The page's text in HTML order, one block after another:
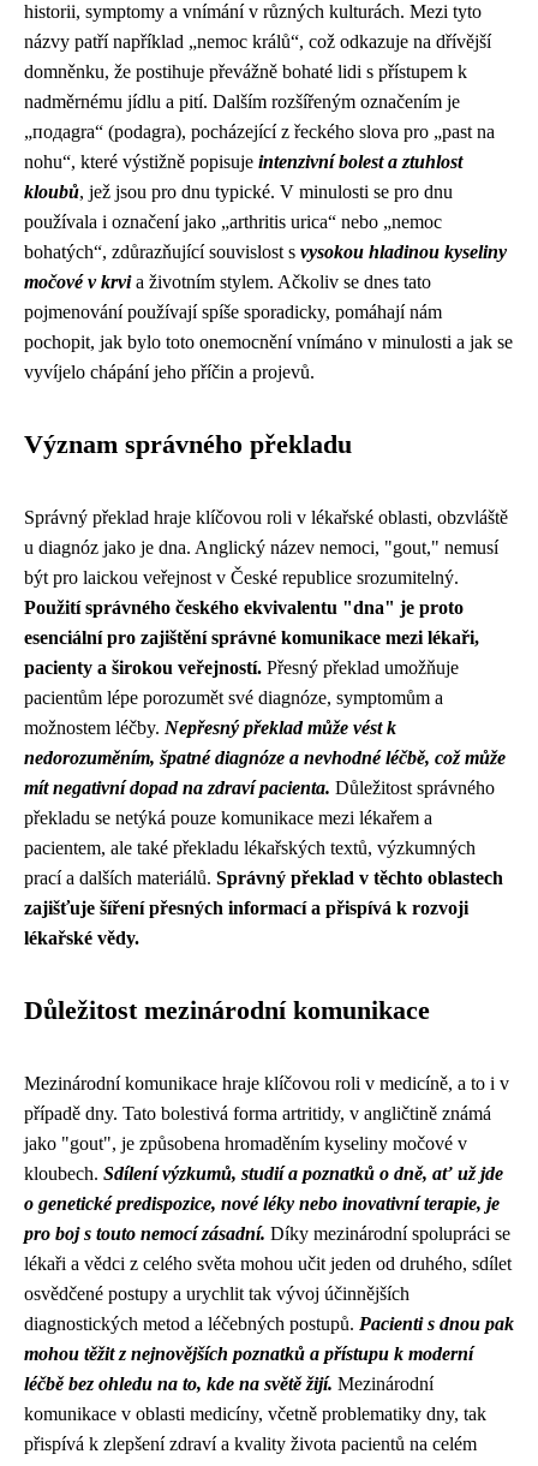
historii, symptomy a vnímání v různých kulturách. Mezi tyto
názvy patří například „nemoc králů“, což odkazuje na dřívější
domněnku, že postihuje převážně bohaté lidi s přístupem k
nadměrnému jídlu a pití. Dalším rozšířeným označením je
„подаgra“ (podagra), pocházející z řeckého slova pro „past na
nohu“, které výstižně popisuje intenzivní bolest a ztuhlost
kloubů, jež jsou pro dnu typické. V minulosti se pro dnu
používala i označení jako „arthritis urica“ nebo „nemoc
bohatých“, zdůrazňující souvislost s vysokou hladinou kyseliny
močové v krvia životním stylem. Ačkoliv se dnes tato
pojmenování používají spíše sporadicky, pomáhají nám
pochopit, jak bylo toto onemocnění vnímáno v minulosti a jak se
vyvíjelo chápání jeho příčin a projevů.
Význam správného překladu
Správný překlad hraje klíčovou roli v lékařské oblasti, obzvláště
u diagnóz jako je dna. Anglický název nemoci, "gout," nemusí
být pro laickou veřejnost v České republice srozumitelný.
Použití správného českého ekvivalentu "dna" je proto
esenciální pro zajištění správné komunikace mezi lékaři,
pacienty a širokou veřejností. Přesný překlad umožňuje
pacientům lépe porozumět své diagnóze, symptomům a
možnostem léčby. Nepřesný překlad může vést k
nedorozuměním, špatné diagnóze a nevhodné léčbě, což může
mít negativní dopad na zdraví pacienta. Důležitost správného
překladu se netýká pouze komunikace mezi lékařem a
pacientem, ale také překladu lékařských textů, výzkumných
prací a dalších materiálů. Správný překlad v těchto oblastech
zajišťuje šíření přesných informací a přispívá k rozvoji
lékařské vědy.
Důležitost mezinárodní komunikace
Mezinárodní komunikace hraje klíčovou roli v medicíně, a to i v
případě dny. Tato bolestivá forma artritidy, v angličtině známá
jako "gout", je způsobena hromaděním kyseliny močové v
kloubech. Sdílení výzkumů, studií a poznatků o dně, ať už jde
o genetické predispozice, nové léky nebo inovativní terapie, je
pro boj s touto nemocí zásadní. Díky mezinárodní spolupráci se
lékaři a vědci z celého světa mohou učit jeden od druhého, sdílet
osvědčené postupy a urychlit tak vývoj účinnějších
diagnostických metod a léčebných postupů. Pacienti s dnou pak
mohou těžit z nejnovějších poznatků a přístupu k moderní
léčbě bez ohledu na to, kde na světě žijí. Mezinárodní
komunikace v oblasti medicíny, včetně problematiky dny, tak
přispívá k zlepšení zdraví a kvality života pacientů na celém